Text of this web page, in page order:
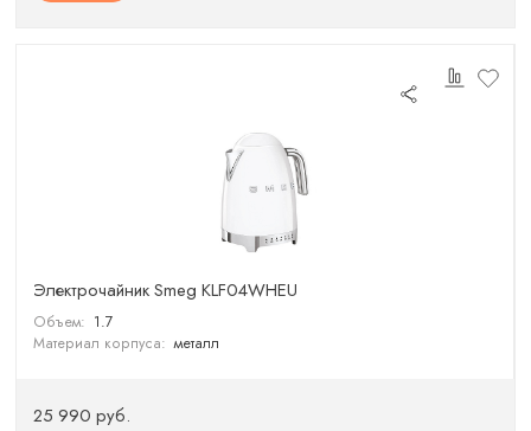
Электрочайник Smeg KLF04WHEU
Объем: 1.7
Материал корпуса: металл
25 990 руб.